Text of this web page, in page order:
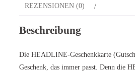
REZENSIONEN (0)
Beschreibung
Die HEADLINE-Geschenkkarte
Geschenk, das immer passt. Denn die